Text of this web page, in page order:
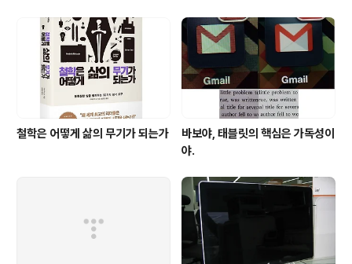
철학은 어떻게 삶의 무기가 되는가
바보야, 태블릿의 핵심은 가독성이
야.